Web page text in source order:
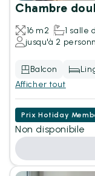
Chambre
16 m2
1 salle
jusqu'à 2
Balcon
Afficher tout
Prix Hotiday
Non disponibile